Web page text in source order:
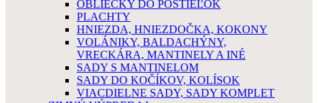
OBLIEČKY DO POSTIEĽOK
PLACHTY
HNIEZDA, HNIEZDOČKA, KOKONY
VOLÁNIKY, BALDACHÝNY,
VRECKÁRA, MANTINELY A INÉ
SADY S MANTINELOM
SADY DO KOČÍKOV, KOLÍSOK
VIACDIELNE SADY, SADY KOMPLET